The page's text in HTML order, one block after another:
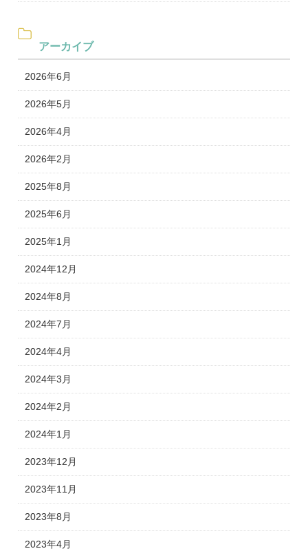
アーカイブ
2026年6月
2026年5月
2026年4月
2026年2月
2025年8月
2025年6月
2025年1月
2024年12月
2024年8月
2024年7月
2024年4月
2024年3月
2024年2月
2024年1月
2023年12月
2023年11月
2023年8月
2023年4月